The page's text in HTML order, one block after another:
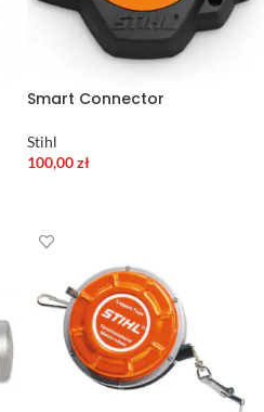
Smart Connector
Stihl
100,00zł